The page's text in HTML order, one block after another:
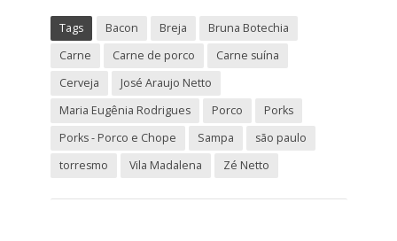
Tags Bacon Breja
Bruna Botechia
Carne
Carne de porco
Carne suína
Cerveja
José Araujo Netto
Maria Eugênia Rodrigues
Porco
Porks
Porks - Porco e Chope
Sampa
são paulo
torresmo
Vila Madalena Zé Netto